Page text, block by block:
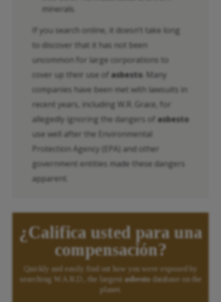
minerals.
If you search online, it doesn’t take long
to discover that it has not been
uncommon for large corporations to
cover up their use of asbesto . Many
companies have been met with lawsuits in
recent years, including W.R. Grace, for
allegedly ignoring the dangers of asbesto
use well after the Environmental
Protection Agency (EPA) and other
government entities made these dangers
apparent.
¿Califica usted para una
compensación?
Quickly and easily find out how you were exposed by
searching W.A.R.D., the largest asbestodatabase on the
planet.